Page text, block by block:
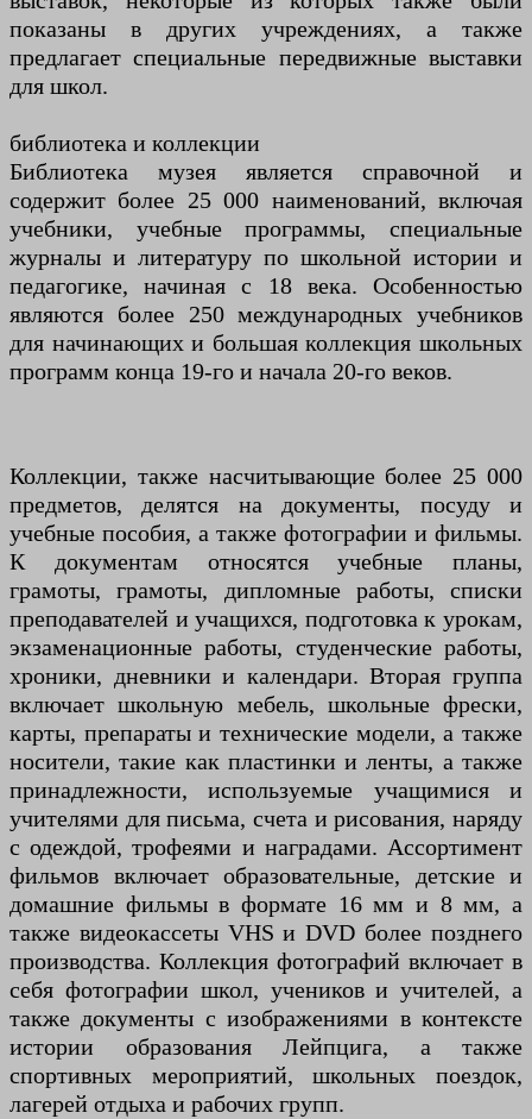
показаны в других учреждениях, а также
предлагает специальные передвижные выставки
для школ.
библиотека и коллекции
Библиотека музея является справочной и
содержит более 25 000 наименований, включая
учебники, учебные программы, специальные
журналы и литературу по школьной истории и
педагогике, начиная с 18 века. Особенностью
являются более 250 международных учебников
для начинающих и большая коллекция школьных
программ конца 19-го и начала 20-го веков.
Коллекции, также насчитывающие более 25 000
предметов, делятся на документы, посуду и
учебные пособия, а также фотографии и фильмы.
К документам относятся учебные планы,
грамоты, грамоты, дипломные работы, списки
преподавателей и учащихся, подготовка к урокам,
экзаменационные работы, студенческие работы,
хроники, дневники и календари. Вторая группа
включает школьную мебель, школьные фрески,
карты, препараты и технические модели, а также
носители, такие как пластинки и ленты, а также
принадлежности, используемые учащимися и
учителями для письма, счета и рисования, наряду
с одеждой, трофеями и наградами. Ассортимент
фильмов включает образовательные, детские и
домашние фильмы в формате 16 мм и 8 мм, а
также видеокассеты VHS и DVD более позднего
производства. Коллекция фотографий включает в
себя фотографии школ, учеников и учителей, а
также документы с изображениями в контексте
истории образования Лейпцига, а также
спортивных мероприятий, школьных поездок,
лагерей отдыха и рабочих групп.